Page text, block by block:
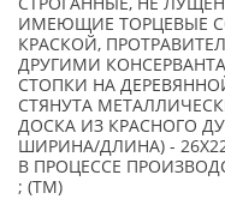
ИМЕЮЩИЕ ТОРЦЕВЫЕ
КРАСКОЙ,
ДРУГИМИ
СТОПКИ НА
СТЯНУТА
ДОСКА ИЗ КРАСНОГО
ШИРИНА/ДЛИНА) -
В ПРОЦЕССЕ
; (TM)